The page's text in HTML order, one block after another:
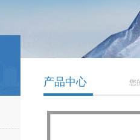
您
产品中心